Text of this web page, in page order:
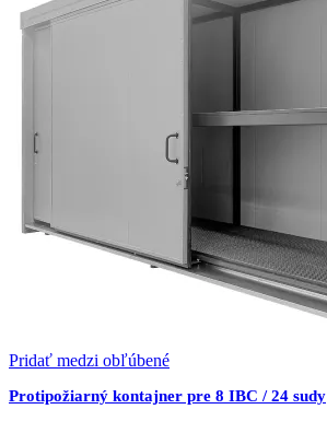
Pridať medzi obľúbené
Protipožiarný kontajner pre 8 IBC / 24 sudy